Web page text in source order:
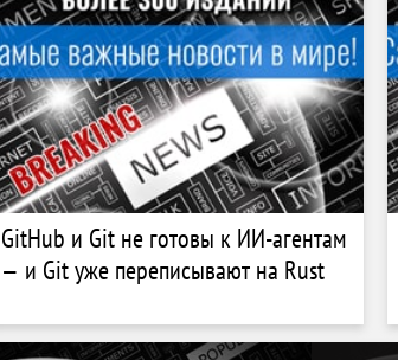
GitHub и Git не готовы к ИИ-агентам
— и Git уже переписывают на Rust